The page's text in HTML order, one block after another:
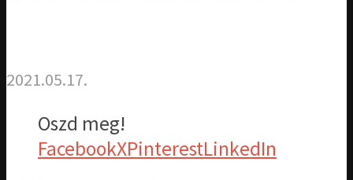
2021.05.17.
Oszd meg!
FacebookXPinterestLinkedIn